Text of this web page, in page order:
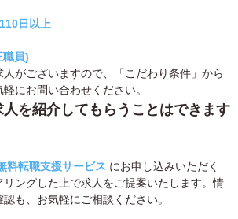
日以上
職員)
がございますので、「こだわり条件」から
にお問い合わせください。
を紹介してもらうことはできます
料転職支援サービス にお申し込みいただく
リングした上で求人をご提案いたします。情
も、お気軽にご相談ください。